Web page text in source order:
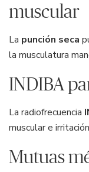
muscular
La punción seca
la musculatura
INDIBA
La radiofrecuencia
muscular e
Mutuas